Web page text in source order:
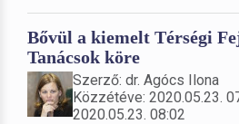
Bővül a kiemelt Térségi
Tanácsok köre
Szerző: dr. Agócs Ilona
Közzétéve: 2020.05.23.
2020.05.23. 08:02